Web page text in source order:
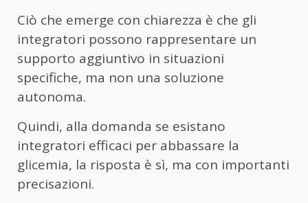
Ciò che emerge con chiarezza è che gli
integratori possono rappresentare un
supporto aggiuntivo in situazioni
specifiche, ma non una soluzione
autonoma.
Quindi, alla domanda se esistano
integratori efficaci per abbassare la
glicemia, la risposta è sì, ma con importanti
precisazioni.